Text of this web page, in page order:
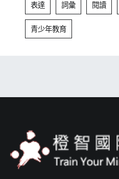
表達 詞彙 閱讀
青少年教育